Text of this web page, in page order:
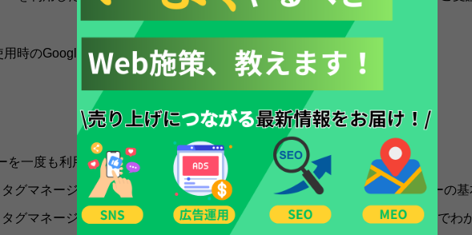
時のGoogleアナリティクス4の重要ポイントについても学習します。
一度も利用したことがない方
タグマネージャー 実践入門』を読んだことがなく、Googleタグマネージャーの
タグマネージャー 実践入門』を読んだことはあるが、第1章〜第5章(基本編)でわ